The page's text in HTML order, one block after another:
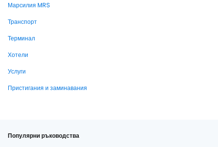
Марсилия MRS
Транспорт
Терминал
Хотели
Услуги
Пристигания и заминавания
Популярни ръководства